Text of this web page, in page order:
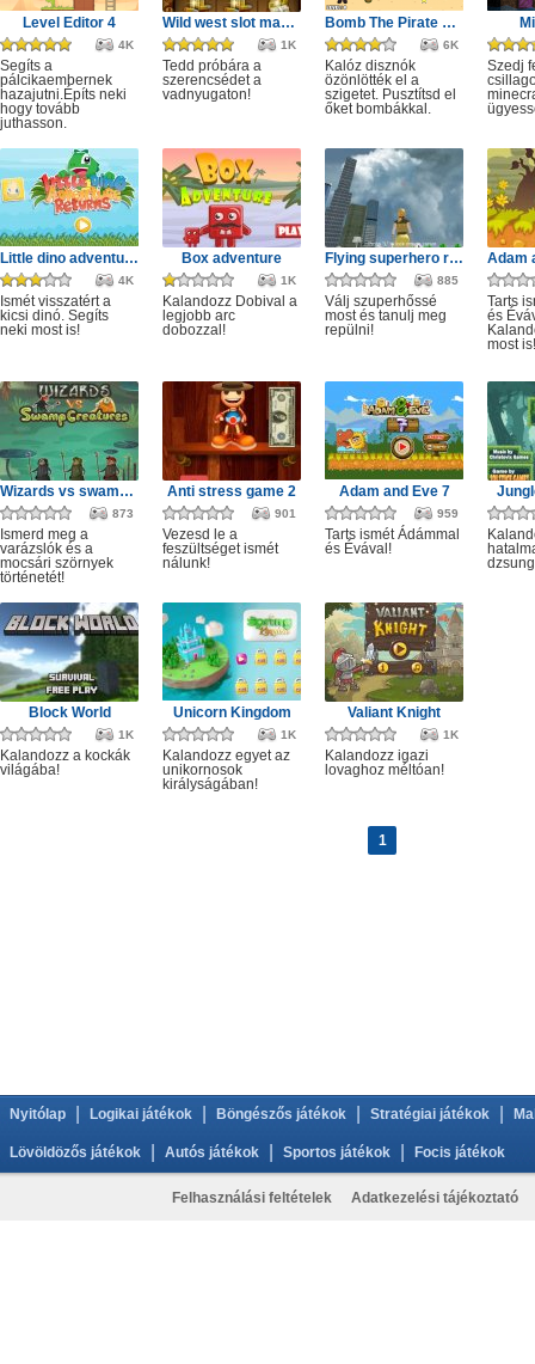
Level Editor 4
4K
Segíts a
pálcikaembernek
hazajutni.Építs neki
hogy tovább
juthasson.
Wild west slot machine
1K
Tedd próbára a
szerencsédet a
vadnyugaton!
Bomb The Pirate Pigs
6K
Kalóz disznók
özönlötték el a
szigetet. Pusztítsd el
őket bombákkal.
Szedj
Little dino adventure returns
4K
Ismét visszatért a
kicsi dinó. Segíts
neki most is!
Box adventure
1K
Kalandozz Dobival a
legjobb arc
dobozzal!
Flying superhero revenge grand city captain
885
Válj szuperhőssé
most és tanulj meg
repülni!
Tarts
és
most is!
Wizards vs swamp creatures
873
Ismerd meg a
varázslók és a
mocsári szörnyek
történetét!
Anti stress game 2
901
Vezesd le a
feszültséget ismét
nálunk!
Adam and Eve 7
959
Tarts ismét Ádámmal
és Évával!
Block World
1K
Kalandozz a kockák
világába!
Unicorn Kingdom
1K
Kalandozz egyet az
unikornosok
királyságában!
Valiant Knight
1K
Kalandozz igazi
lovaghoz méltóan!
1
Nyitólap Logikai játékok Böngészős játékok Stratégiai játékok
Lövöldözős játékok Autós játékok Sportos játékok Focis játékok
Felhasználási feltételek Adatkezelési tájékoztató